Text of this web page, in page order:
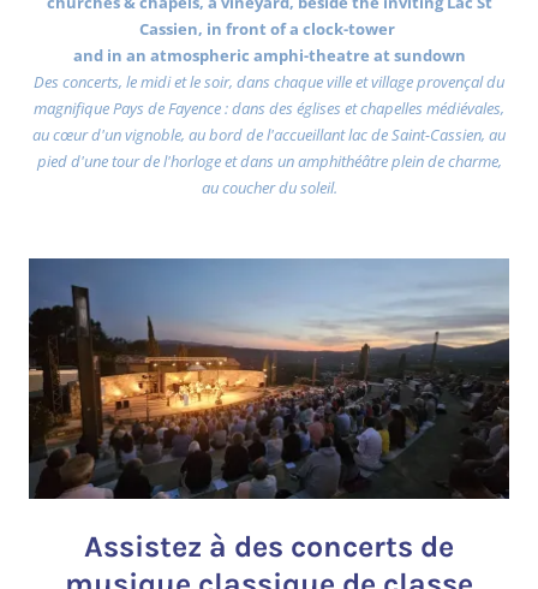
Cassien, in front of a clock-tower
and in an atmospheric amphi-theatre at sundown
Des concerts, le midi et le soir, dans chaque ville et village provençal du
magnifique Pays de Fayence : dans des églises et chapelles médiévales,
au cœur d'un vignoble, au bord de l'accueillant lac de Saint-Cassien, au
pied d'une tour de l'horloge et dans un amphithéâtre plein de charme,
au coucher du soleil.
Assistez à des concerts de